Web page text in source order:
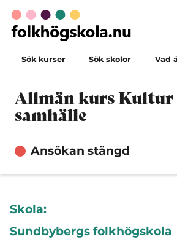
Sök kurser Sök skolor Vad
Allmän kurs Kultur
samhälle
Ansökan stängd
Skola:
Sundbybergs folkhögskola